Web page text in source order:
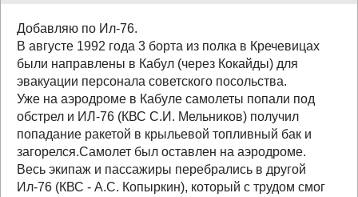
Добавляю по Ил-76.
В августе 1992 года 3 борта из полка в Кречевицах
были направлены в Кабул (через Кокайды) для
эвакуации персонала советского посольства.
Уже на аэродроме в Кабуле самолеты попали под
обстрел и ИЛ-76 (КВС С.И. Мельников) получил
попадание ракетой в крыльевой топливный бак и
загорелся.Самолет был оставлен на аэродроме.
Весь экипаж и пассажиры перебрались в другой
Ил-76 (КВС - А.С. Копыркин), который с трудом смог